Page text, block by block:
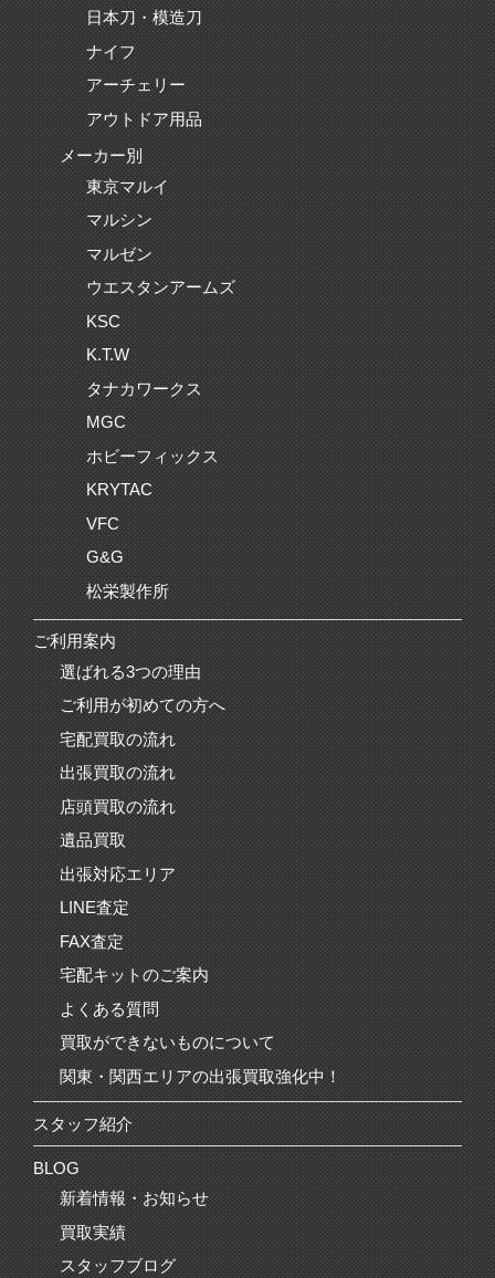
日本刀・模造刀
ナイフ
アーチェリー
アウトドア用品
メーカー別
東京マルイ
マルシン
マルゼン
ウエスタンアームズ
KSC
K.T.W
タナカワークス
MGC
ホビーフィックス
KRYTAC
VFC
G&G
松栄製作所
ご利用案内
選ばれる3つの理由
ご利用が初めての方へ
宅配買取の流れ
出張買取の流れ
店頭買取の流れ
遺品買取
出張対応エリア
LINE査定
FAX査定
宅配キットのご案内
よくある質問
買取ができないものについて
関東・関西エリアの出張買取強化中！
スタッフ紹介
BLOG
新着情報・お知らせ
買取実績
スタッフブログ